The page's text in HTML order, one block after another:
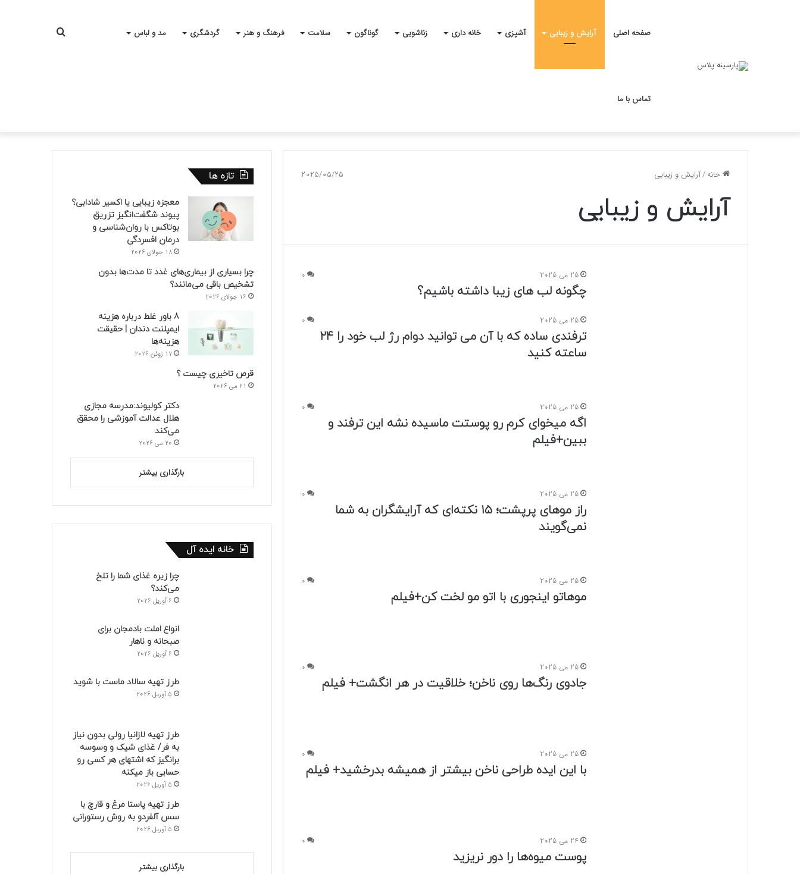
صفحه اصلی آرایش و زیبایی آشپزی خانه داری زناشویی گوناگون سلامت فرهنگ و هنر گردشگری مد و لباس
تماس با ما
جستجو
خانه/آرایش و زیبایی 2025/05/25
آرایش و زیبایی
25 می 2025 0
چگونه لب های زیبا داشته باشیم؟
25 می 2025 0
ترفندی ساده که با آن می توانید دوام رژ لب خود را ۲۴
ساعته کنید
25 می 2025 0
اگه میخوای کرم رو پوستت ماسیده نشه این ترفند و
ببین+فیلم
25 می 2025 0
راز موهای پرپشت؛ ۱۵ نکته‌ای که آرایشگران به شما
نمی‌گویند
موهاتو اینجوری با اتو مو لخت کن+فیلم
25 می 2025
25 می 2025
24 می 2025
23 می 2025
تازه ها
معجزه زیبایی یا اکسیر شادابی؟
پیوند شگفت‌انگیز تزریق
بوتاکس با روان‌شناسی و
درمان افسردگی
18 جولای 2026
چرا بسیاری از بیماری‌های غدد تا مدت‌ها بدون
تشخیص باقی می‌مانند؟
16 جولای 2026
8 باور غلط درباره هزینه
ایمپلنت دندان | حقیقت
هزینه‌ها
17 ژوئن 2026
قرص تاخیری چیست ؟
21 می 2026
دکتر کولیوند:مدرسه مجازی
هلال عدالت آموزشی را محقق
می‌کند
20 می 2026
بارگذاری بیشتر
خانه ایده آل
چرا زیره غذای شما را تلخ
می‌کند؟
6 آوریل 2026
انواع املت بادمجان برای
صبحانه و ناهار
6 آوریل 2026
طرز تهیه سالاد ماست با شوید
5 آوریل 2026
طرز تهیه لازانیا رولی بدون نیاز
به فر/ غذای شیک و وسوسه
برانگیز که اشتهای هر کسی رو
حسابی باز میکنه
5 آوریل 2026
طرز تهیه پاستا مرغ و قارچ با
سس آلفردو به روش رستورانی
5 آوریل 2026
بارگذاری بیشتر